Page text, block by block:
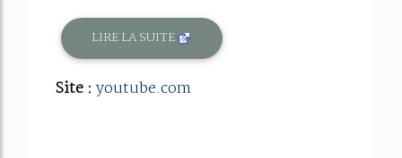
LIRE LA SUITE
Site :youtube.com